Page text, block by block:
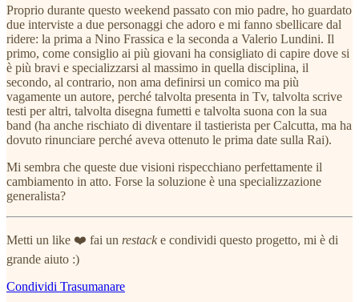
Proprio durante questo weekend passato con mio padre, ho guardato
due interviste a due personaggi che adoro e mi fanno sbellicare dal
ridere: la prima a Nino Frassica e la seconda a Valerio Lundini. Il
primo, come consiglio ai più giovani ha consigliato di capire dove si
è più bravi e specializzarsi al massimo in quella disciplina, il
secondo, al contrario, non ama definirsi un comico ma più
vagamente un autore, perché talvolta presenta in Tv, talvolta scrive
testi per altri, talvolta disegna fumetti e talvolta suona con la sua
band (ha anche rischiato di diventare il tastierista per Calcutta, ma ha
dovuto rinunciare perché aveva ottenuto le prima date sulla Rai).
Mi sembra che queste due visioni rispecchiano perfettamente il
cambiamento in atto. Forse la soluzione è una specializzazione
generalista?
Metti un like ❤️ fai un restack e condividi questo progetto, mi è di
grande aiuto :)
Condividi Trasumanare